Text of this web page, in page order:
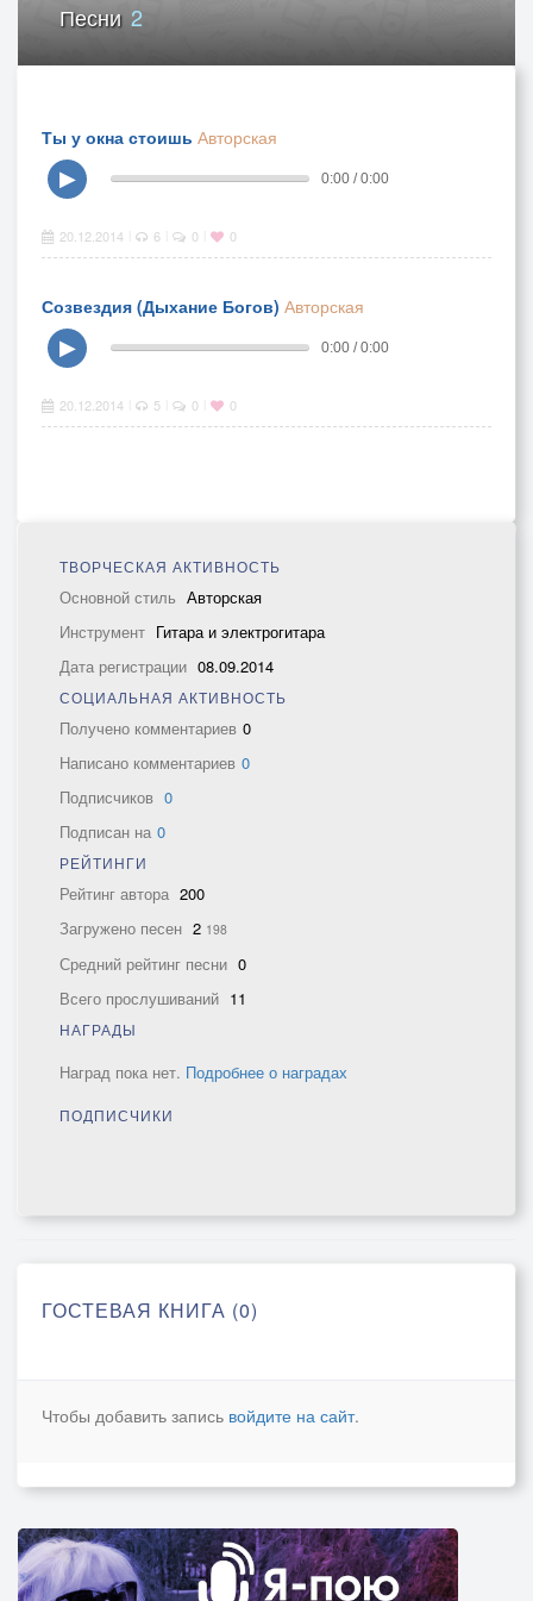
Песни 2
Ты у окна стоишь Авторская
▶
0:00 / 0:00
20.12.2014 6 0 0
Созвездия (Дыхание Богов) Авторская
▶
0:00 / 0:00
20.12.2014 5 0 0
ТВОРЧЕСКАЯ АКТИВНОСТЬ
Основной стиль Авторская
Инструмент Гитара и электрогитара
Дата регистрации 08.09.2014
СОЦИАЛЬНАЯ АКТИВНОСТЬ
Получено комментариев 0
Написано комментариев 0
Подписчиков 0
Подписан на 0
РЕЙТИНГИ
Рейтинг автора 200
Загружено песен 2 198
Средний рейтинг песни 0
Всего прослушиваний 11
НАГРАДЫ
Наград пока нет. Подробнее о наградах
ПОДПИСЧИКИ
ГОСТЕВАЯ КНИГА (0)
Чтобы добавить запись войдите на сайт.